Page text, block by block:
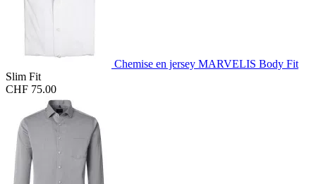
Chemise en jersey MARVELIS Body Fit
Slim Fit
CHF 75.00